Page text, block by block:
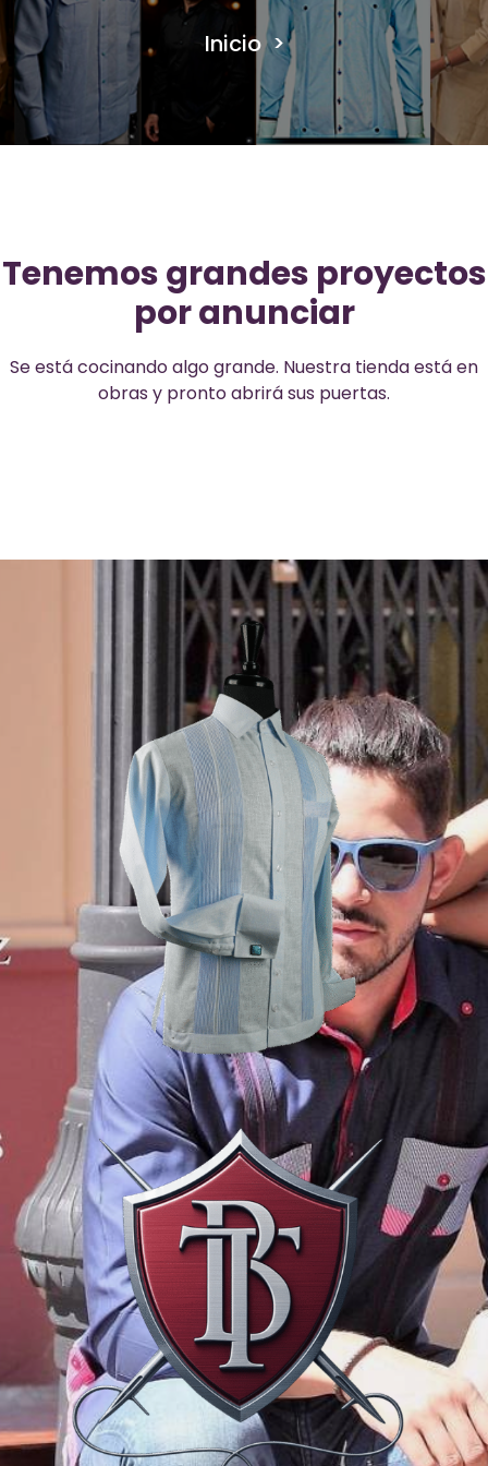
Inicio>
Tenemos grandes proyectos
por anunciar
Se está cocinando algo grande. Nuestra tienda está en
obras y pronto abrirá sus puertas.